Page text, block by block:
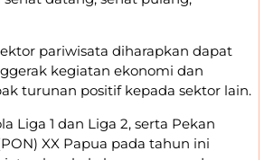
pariwisata diharapkan dapat
kegiatan ekonomi dan
turunan positif kepada sektor lain.
Liga 1 dan Liga 2, serta Pekan
XX Papua pada tahun ini